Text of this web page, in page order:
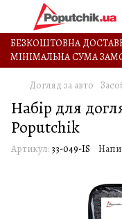
БЕЗКОШТОВНА
МІНІМАЛЬНА СУМА
Догляд за авто
Набір для
Poputchik
Артикул: 33-049-IS